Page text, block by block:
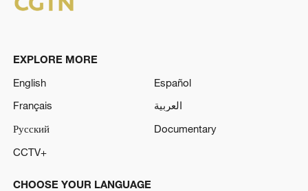
EXPLORE MORE
English
Español
Français
العربية
Русский
Documentary
CCTV+
CHOOSE YOUR LANGUAGE